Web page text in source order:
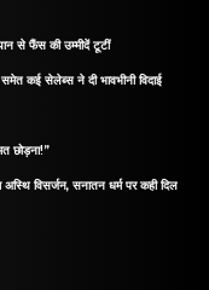
से फैंस की उम्मीदें टूटीं
कई सेलेब्स ने दी भावभीनी विदाई
छोड़ना!”
विसर्जन, सनातन धर्म पर कही दिल